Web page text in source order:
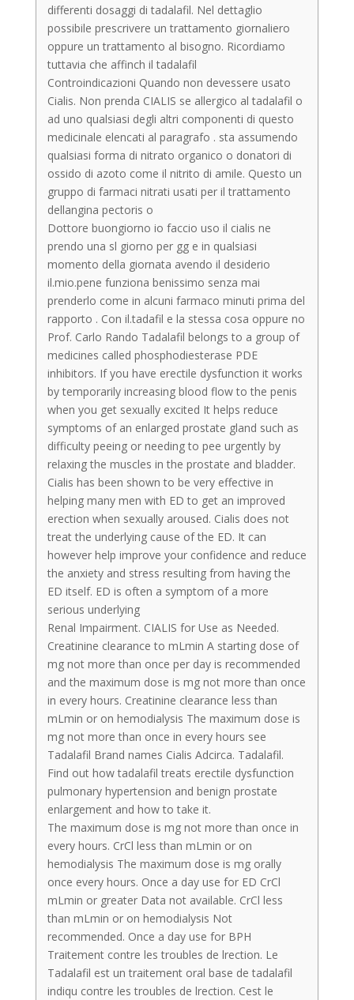
differenti dosaggi di tadalafil. Nel dettaglio
possibile prescrivere un trattamento giornaliero
oppure un trattamento al bisogno. Ricordiamo
tuttavia che affinch il tadalafil
Controindicazioni Quando non devessere usato
Cialis. Non prenda CIALIS se allergico al tadalafil o
ad uno qualsiasi degli altri componenti di questo
medicinale elencati al paragrafo . sta assumendo
qualsiasi forma di nitrato organico o donatori di
ossido di azoto come il nitrito di amile. Questo un
gruppo di farmaci nitrati usati per il trattamento
dellangina pectoris o
Dottore buongiorno io faccio uso il cialis ne
prendo una sl giorno per gg e in qualsiasi
momento della giornata avendo il desiderio
il.mio.pene funziona benissimo senza mai
prenderlo come in alcuni farmaco minuti prima del
rapporto . Con il.tadafil e la stessa cosa oppure no
Prof. Carlo Rando Tadalafil belongs to a group of
medicines called phosphodiesterase PDE
inhibitors. If you have erectile dysfunction it works
by temporarily increasing blood flow to the penis
when you get sexually excited It helps reduce
symptoms of an enlarged prostate gland such as
difficulty peeing or needing to pee urgently by
relaxing the muscles in the prostate and bladder.
Cialis has been shown to be very effective in
helping many men with ED to get an improved
erection when sexually aroused. Cialis does not
treat the underlying cause of the ED. It can
however help improve your confidence and reduce
the anxiety and stress resulting from having the
ED itself. ED is often a symptom of a more
serious underlying
Renal Impairment. CIALIS for Use as Needed.
Creatinine clearance to mLmin A starting dose of
mg not more than once per day is recommended
and the maximum dose is mg not more than once
in every hours. Creatinine clearance less than
mLmin or on hemodialysis The maximum dose is
mg not more than once in every hours see
Tadalafil Brand names Cialis Adcirca. Tadalafil.
Find out how tadalafil treats erectile dysfunction
pulmonary hypertension and benign prostate
enlargement and how to take it.
The maximum dose is mg not more than once in
every hours. CrCl less than mLmin or on
hemodialysis The maximum dose is mg orally
once every hours. Once a day use for ED CrCl
mLmin or greater Data not available. CrCl less
than mLmin or on hemodialysis Not
recommended. Once a day use for BPH
Traitement contre les troubles de lrection. Le
Tadalafil est un traitement oral base de tadalafil
indiqu contre les troubles de lrection. Cest le